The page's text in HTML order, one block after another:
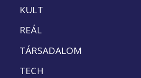
KULT
REÁL
TÁRSADALOM
TECH